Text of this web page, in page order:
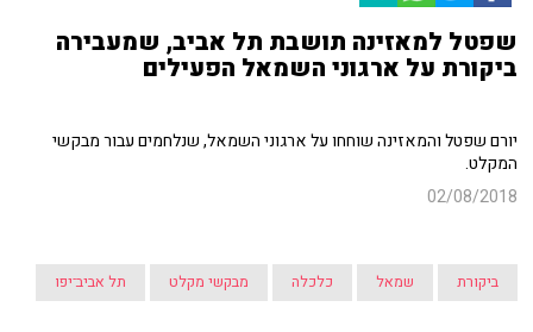
שפטל למאזינה תושבת תל אביב, שמעבירה
ביקורת על ארגוני השמאל הפעילים
יורם שפטל והמאזינה שוחחו על ארגוני השמאל, שנלחמים עבור מבקשי
המקלט.
02/08/2018
ביקורת שמאל כלכלה מבקשי מקלט תל אביב־יפו